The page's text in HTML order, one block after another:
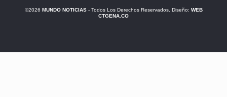
©2026 MUNDO NOTICIAS- Todos Los Derechos Reservados. Diseño: WEB
CTGENA.CO